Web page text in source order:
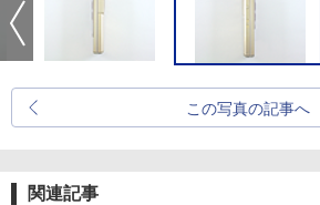
この写真の記事へ
関連記事